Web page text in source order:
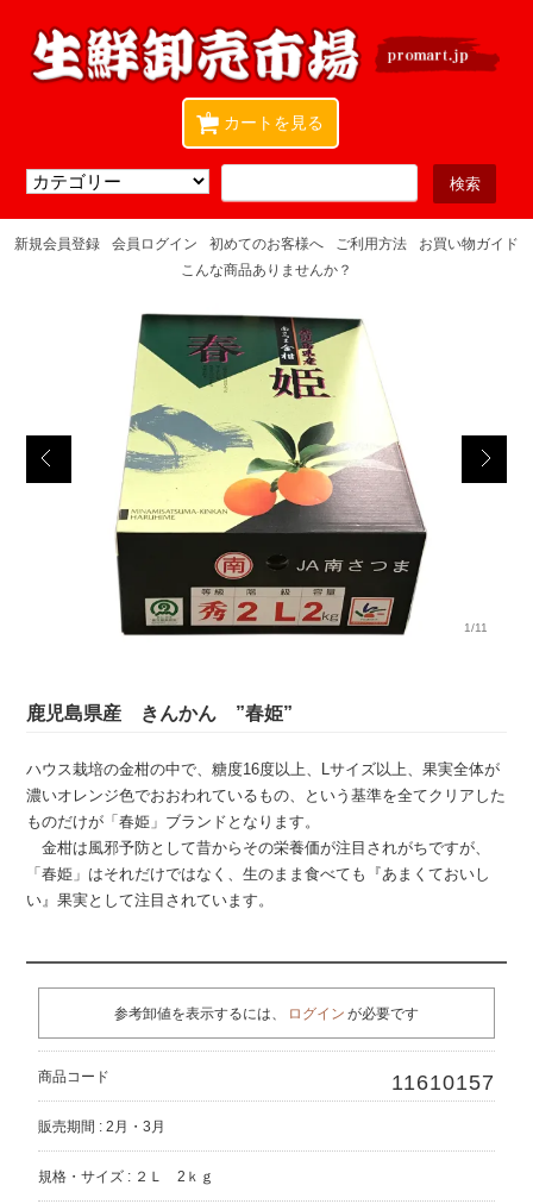
カートを見る
0
新規会員登録 会員ログイン 初めてのお客様へ ご利用方法
お買い物ガイド
こんな商品ありませんか？
1/11
鹿児島県産 きんかん ”春姫”
ハウス栽培の金柑の中で、糖度16度以上、Lサイズ以上、果実全体が
濃いオレンジ色でおおわれているもの、という基準を全てクリアした
ものだけが「春姫」ブランドとなります。
金柑は風邪予防として昔からその栄養価が注目されがちですが、
「春姫」はそれだけではなく、生のまま食べても『あまくておいし
い』果実として注目されています。
参考卸値を表示するには、 ログイン が必要です
商品コード 11610157
販売期間 : 2月・3月
規格・サイズ : ２Ｌ 2ｋｇ